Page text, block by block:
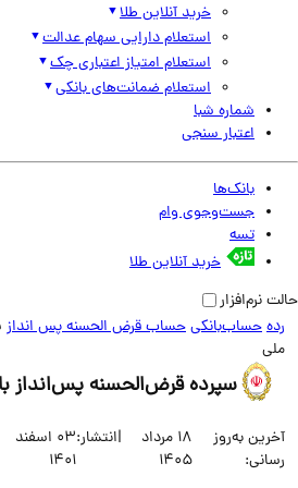
خرید آنلاین طلا
استعلام دارایی سهام عدالت
استعلام امتیاز اعتباری چک
استعلام ضمانت‌های بانکی
شماره شبا
اعتبار سنجی
بانک‌ها
جست‌وجوی وام
تسه
خرید آنلاین طلا
حساب‌بانکیحساب قرض الحسنه پس انداز
سپرده قرض‌الحسنه پس‌انداز
به‌روز
18 مرداد
1405
|انتشار:
03 اسفند
1401